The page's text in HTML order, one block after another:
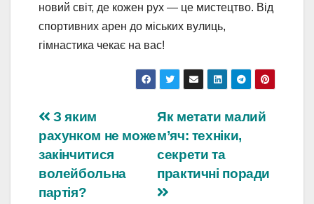
новий світ, де кожен рух — це мистецтво. Від
спортивних арен до міських вулиць,
гімнастика чекає на вас!
Навігація
записів
Як метати малий
м’яч: техніки,
секрети та
практичні поради
З яким
рахунком не може
закінчитися
волейбольна
партія?